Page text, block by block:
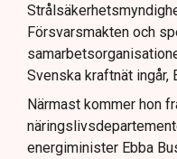
Försvarsmakten och
Svenska kraftnät ingår,
Närmast kommer hon
energiminister Ebba